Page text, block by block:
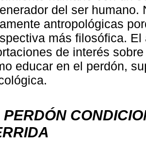
del ser
antropológicas
más filosófica.
de interés
educar en el perdón,
PERDÓN